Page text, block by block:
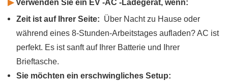
▶ Verwenden Sie ein EV -AC -Ladegerät, wenn:
Zeit ist auf Ihrer Seite: Über Nacht zu Hause oder
während eines 8-Stunden-Arbeitstages aufladen? AC ist
perfekt. Es ist sanft auf Ihrer Batterie und Ihrer
Brieftasche.
Sie möchten ein erschwingliches Setup: